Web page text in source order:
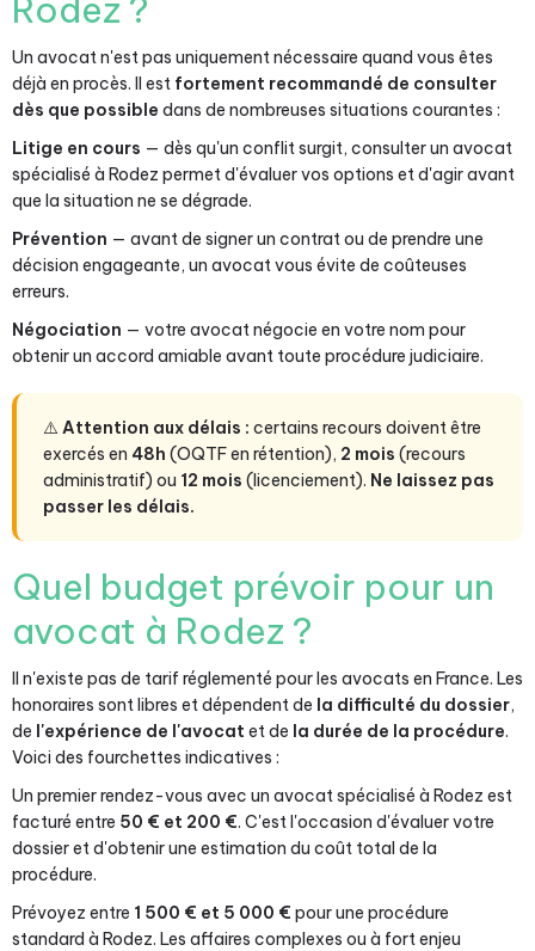
Rodez ?
Un avocat n'est pas uniquement nécessaire quand vous êtes
déjà en procès. Il est fortement recommandé de consulter
dès que possible dans de nombreuses situations courantes :
Litige en cours — dès qu'un conflit surgit, consulter un avocat
spécialisé à Rodez permet d'évaluer vos options et d'agir avant
que la situation ne se dégrade.
Prévention — avant de signer un contrat ou de prendre une
décision engageante, un avocat vous évite de coûteuses
erreurs.
Négociation — votre avocat négocie en votre nom pour
obtenir un accord amiable avant toute procédure judiciaire.
⚠️ Attention aux délais : certains recours doivent être
exercés en 48h (OQTF en rétention), 2 mois (recours
administratif) ou 12 mois (licenciement). Ne laissez pas
passer les délais.
Quel budget prévoir pour un
avocat à Rodez ?
Il n'existe pas de tarif réglementé pour les avocats en France. Les
honoraires sont libres et dépendent de la difficulté du dossier,
de l'expérience de l'avocat et de la durée de la procédure.
Voici des fourchettes indicatives :
Un premier rendez-vous avec un avocat spécialisé à Rodez est
facturé entre 50 € et 200 €. C'est l'occasion d'évaluer votre
dossier et d'obtenir une estimation du coût total de la
procédure.
Prévoyez entre 1 500 € et 5 000 € pour une procédure
standard à Rodez. Les affaires complexes ou à fort enjeu